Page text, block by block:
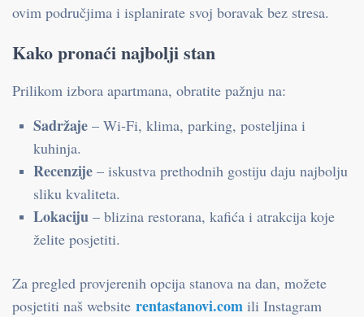
ovim područjima i isplanirate svoj boravak bez stresa.
Kako pronaći najbolji stan
Prilikom izbora apartmana, obratite pažnju na:
Sadržaje – Wi-Fi, klima, parking, posteljina i
kuhinja.
Recenzije – iskustva prethodnih gostiju daju najbolju
sliku kvaliteta.
Lokaciju – blizina restorana, kafića i atrakcija koje
želite posjetiti.
Za pregled provjerenih opcija stanova na dan, možete
posjetiti naš website rentastanovi.com ili Instagram